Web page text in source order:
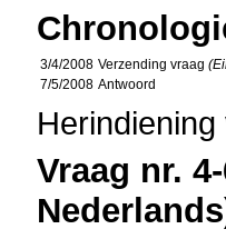
3/4/2008 Verzending vraag
7/5/2008 Antwoord
Vraag nr.